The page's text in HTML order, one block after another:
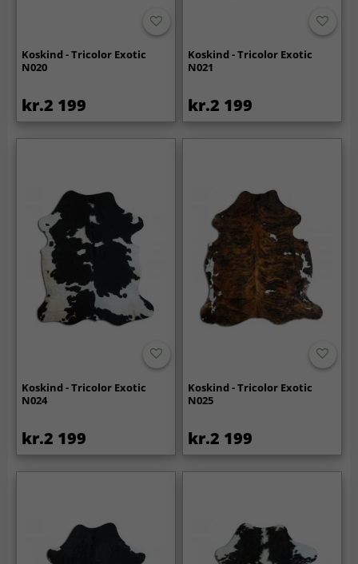
Koskind - Tricolor Exotic
N020
kr.2 199
Koskind - Tricolor Exotic
N021
kr.2 199
Koskind - Tricolor Exotic
N024
kr.2 199
Koskind - Tricolor Exotic
N025
kr.2 199